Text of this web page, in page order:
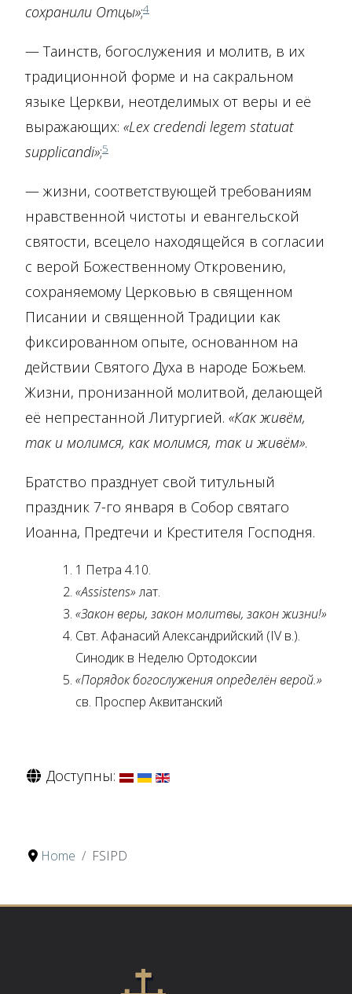
сохранили Отцы»;4
— Таинств, богослужения и молитв, в их
традиционной форме и на сакральном
языке Церкви, неотделимых от веры и её
выражающих: «Lex credendi legem statuat
supplicandi»;5
— жизни, соответствующей требованиям
нравственной чистоты и евангельской
святости, всецело находящейся в согласии
с верой Божественному Откровению,
сохраняемому Церковью в священном
Писании и священной Традиции как
фиксированном опыте, основанном на
действии Святого Духа в народе Божьем.
Жизни, пронизанной молитвой, делающей
её непрестанной Литургией. «Как живём,
так и молимся, как молимся, так и живём».
Братство празднует свой титульный
праздник 7-го января в Собор святаго
Иоанна, Предтечи и Крестителя Господня.
1 Петра 4.10.
«Assistens» лат.
«Закон веры, закон молитвы, закон жизни!»
Свт. Афанасий Александрийский (IV в.).
Синодик в Неделю Ортодоксии
«Порядок богослужения определён верой.»
св. Проспер Аквитанский
Доступны:
Home FSIPD